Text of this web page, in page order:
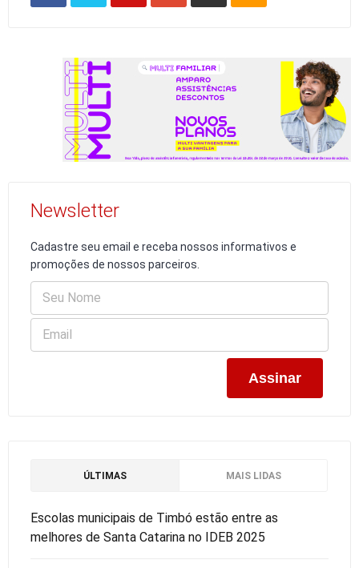
Newsletter
Cadastre seu email e receba nossos informativos e
promoções de nossos parceiros.
ÚLTIMAS MAIS LIDAS
Escolas municipais de Timbó estão entre as
melhores de Santa Catarina no IDEB 2025